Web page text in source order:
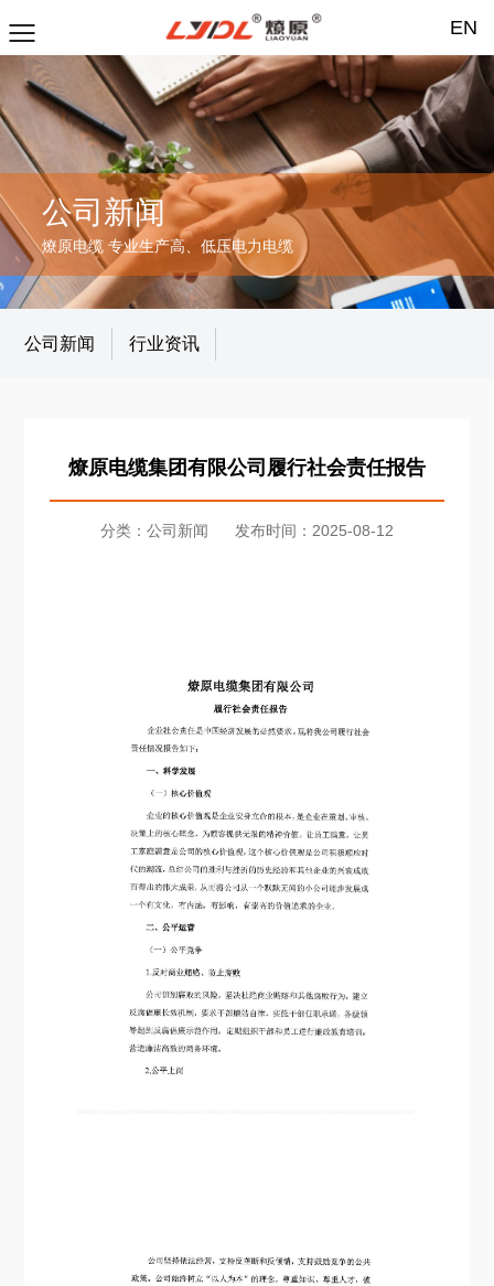
EN
公司新闻
燎原电缆 专业生产高、低压电力电缆
公司新闻 行业资讯
燎原电缆集团有限公司履行社会责任报告
分类：公司新闻 发布时间：2025-08-12